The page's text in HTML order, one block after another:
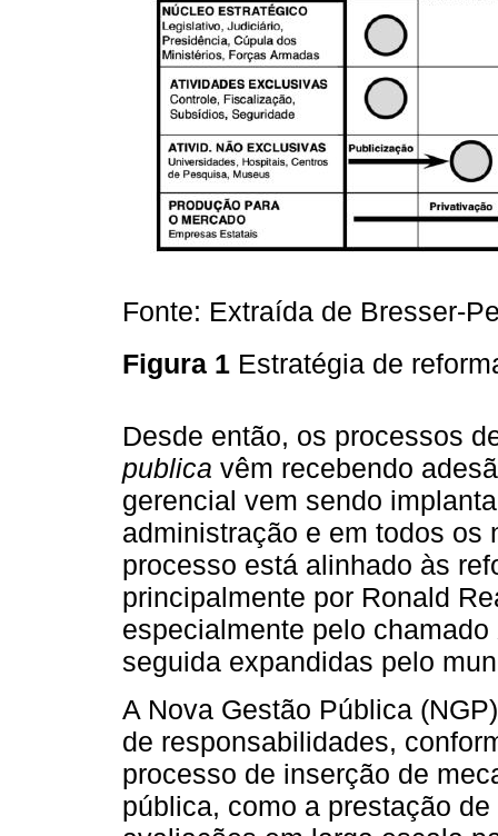
Fonte: Extraída de Bresser-
Figura 1 Estratégia de
Desde então, os processos
publica vêm recebendo
gerencial vem sendo
administração e em todos os
processo está alinhado às
principalmente por Ronald
especialmente pelo chamado
seguida expandidas pelo
A Nova Gestão Pública
de responsabilidades,
processo de inserção de
pública, como a prestação